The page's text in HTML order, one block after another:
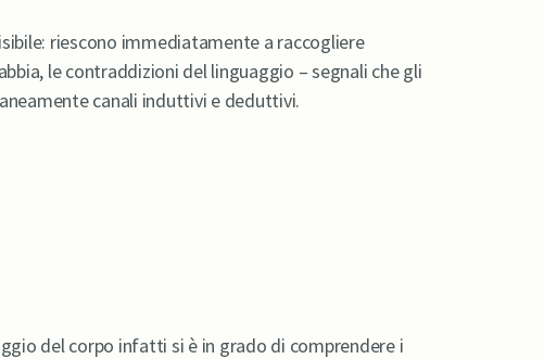
riescono immediatamente a raccogliere
le contraddizioni del linguaggio – segnali che gli
canali induttivi e deduttivi.
del corpo infatti si è in grado di comprendere i